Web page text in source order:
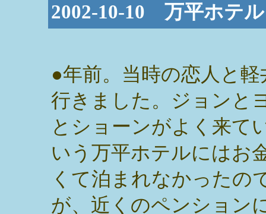
2002-10-10 万平ホテ
●年前。当時の恋人と軽
行きました。ジョンと
とショーンがよく来て
いう万平ホテルにはお
くて泊まれなかったの
が、近くのペンション